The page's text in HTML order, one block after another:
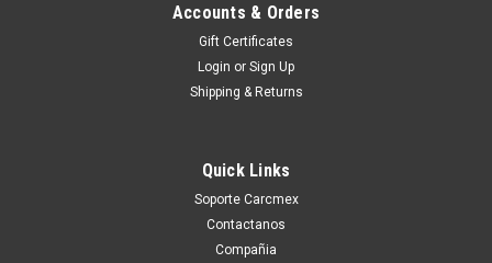
ALTERNATIVO COMPATIBLE NEW NEGRO (6K
PGS) ALTA CAPACIDAD DELL MSE 310-8707,
GR332, 310-8709, PY449, 310-8706, MW559,
Accounts & Orders
Gift Certificates
Login or Sign Up
Shipping & Returns
Quick Links
Soporte Carcmex
Contactanos
Compañia